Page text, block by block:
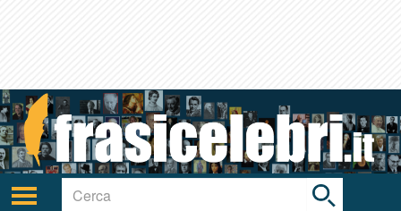
Attiva/disattiva
navigazione
Toggle
search
bar